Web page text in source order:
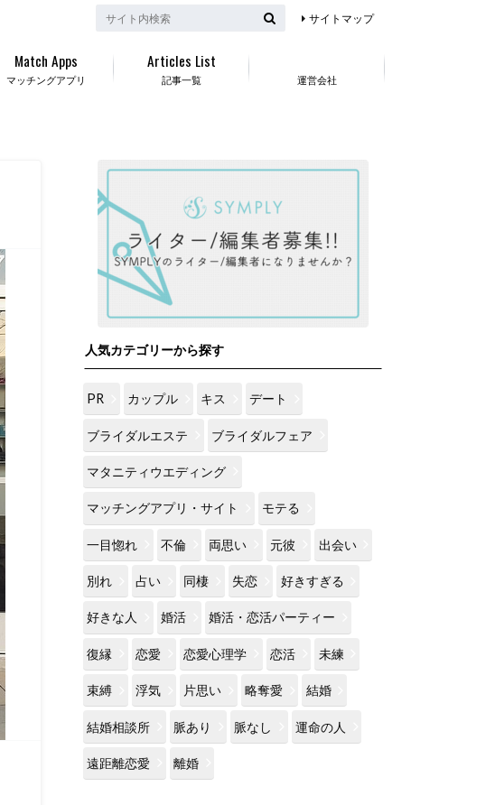
サイトマップ
マッチングアプリ
Match Apps
記事一覧
Articles List
運営会社
人気カテゴリーから探す
PR カップル キス デート
ブライダルエステ ブライダルフェア
マタニティウエディング
マッチングアプリ・サイト モテる
一目惚れ 不倫 両思い 元彼 出会い
別れ 占い 同棲 失恋 好きすぎる
好きな人 婚活 婚活・恋活パーティー
復縁 恋愛 恋愛心理学 恋活 未練
束縛 浮気 片思い 略奪愛 結婚
結婚相談所 脈あり 脈なし 運命の人
遠距離恋愛 離婚